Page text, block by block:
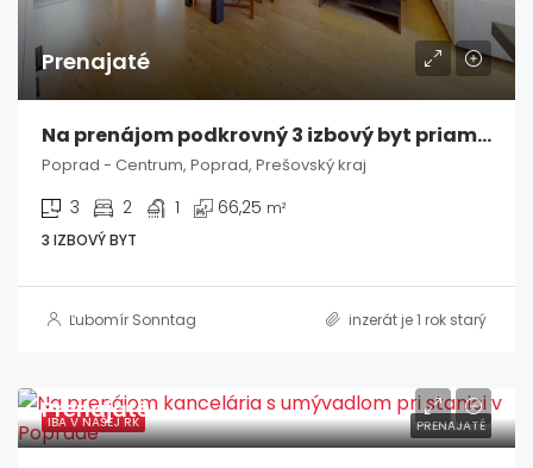
Prenajaté
Na prenájom podkrovný 3 izbový byt priamo v centre Popradu
Poprad - Centrum, Poprad, Prešovský kraj
3 2 1 66,25 m²
3 IZBOVÝ BYT
Ľubomír Sonntag inzerát je 1 rok starý
IBA V NAŠEJ RK PRENAJATÉ
Prenajaté